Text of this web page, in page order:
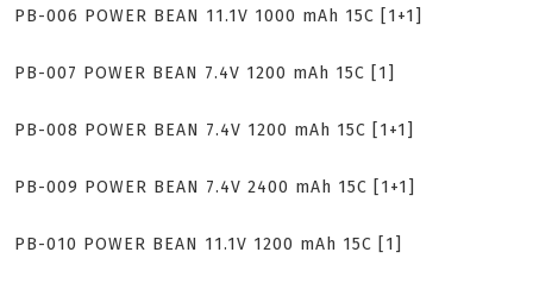
PB-006 POWER BEAN 11.1V 1000 mAh 15C [1+1]
PB-007 POWER BEAN 7.4V 1200 mAh 15C [1]
PB-008 POWER BEAN 7.4V 1200 mAh 15C [1+1]
PB-009 POWER BEAN 7.4V 2400 mAh 15C [1+1]
PB-010 POWER BEAN 11.1V 1200 mAh 15C [1]